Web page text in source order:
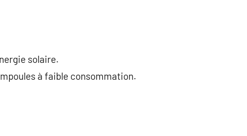
solaire.
à faible consommation.